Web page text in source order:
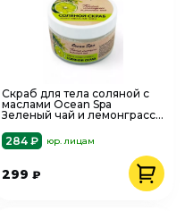
Скраб для тела соляной с
маслами Ocean Spa
Зеленый чай и лемонграсс
284 ₽
юр. лицам
299₽